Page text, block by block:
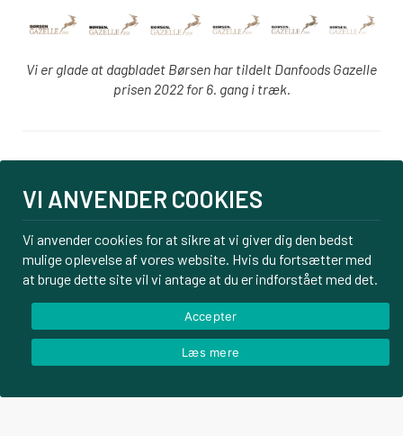
Vi er glade at dagbladet Børsen har tildelt Danfoods Gazelle
prisen 2022 for 6. gang i træk.
PBS tilmelding
Om os
Kontakt
Handelsbetingelser
© Danfoods ApS – CVR 32771920
VI ANVENDER COOKIES
Vi anvender cookies for at sikre at vi giver dig den bedst
mulige oplevelse af vores website. Hvis du fortsætter med
at bruge dette site vil vi antage at du er indforstået med det.
Accepter
Læs mere